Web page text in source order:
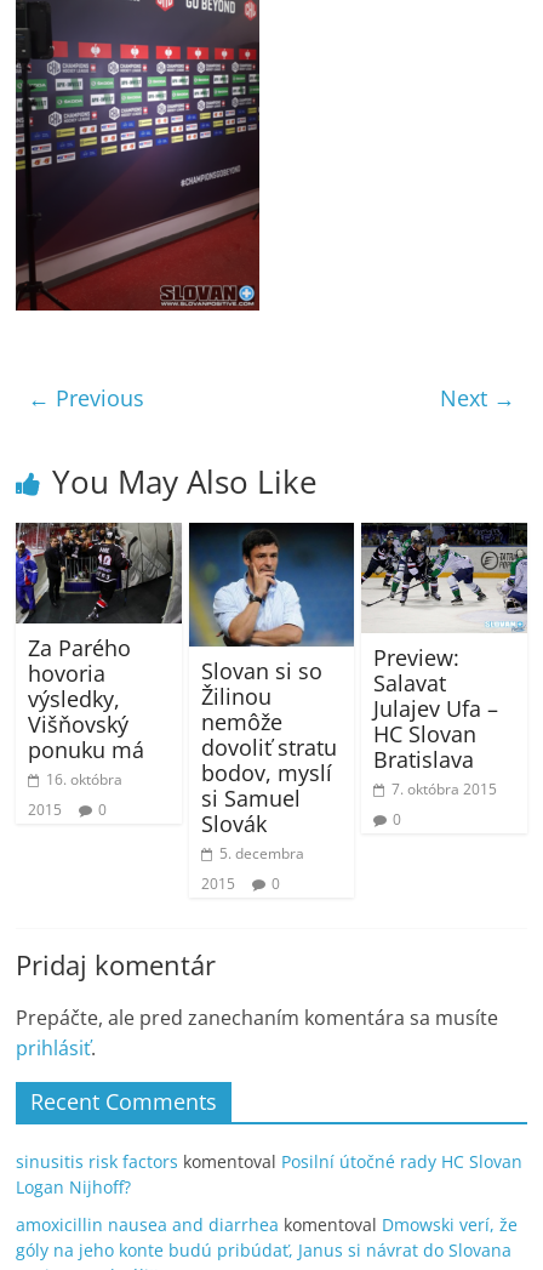
← Previous Next →
You May Also Like
Za Parého
hovoria
výsledky,
Višňovský
ponuku má
16. októbra
2015
0
Slovan si so
Žilinou
nemôže
dovoliť stratu
bodov, myslí
si Samuel
Slovák
5. decembra
2015
0
Preview:
Salavat
Julajev Ufa –
HC Slovan
Bratislava
7. októbra 2015
0
Pridaj komentár
Prepáčte, ale pred zanechaním komentára sa musíte
prihlásiť.
Recent Comments
sinusitis risk factors komentoval Posilní útočné rady HC Slovan
Logan Nijhoff?
amoxicillin nausea and diarrhea komentoval Dmowski verí, že
góly na jeho konte budú pribúdať, Janus si návrat do Slovana